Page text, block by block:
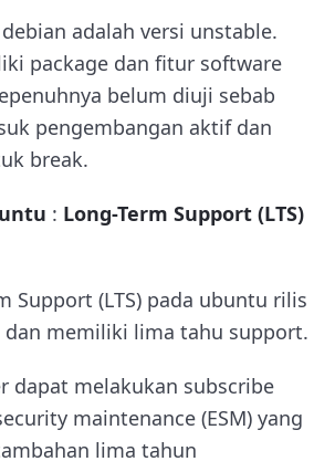
adalah versi unstable.
package dan fitur software
belum diuji sebab
pengembangan aktif dan
break.
: Long-Term Support (LTS)
Support (LTS) pada ubuntu rilis
memiliki lima tahu support.
dapat melakukan subscribe
maintenance (ESM) yang
lima tahun